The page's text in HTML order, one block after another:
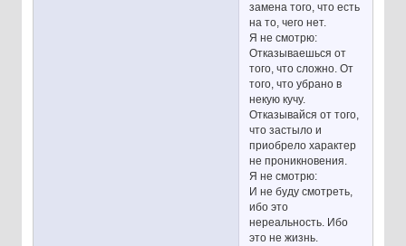
замена того, что есть
на то, чего нет.
Я не смотрю:
Отказываешься от
того, что сложно. От
того, что убрано в
некую кучу.
Отказывайся от того,
что застыло и
приобрело характер
не проникновения.
Я не смотрю:
И не буду смотреть,
ибо это
нереальность. Ибо
это не жизнь.